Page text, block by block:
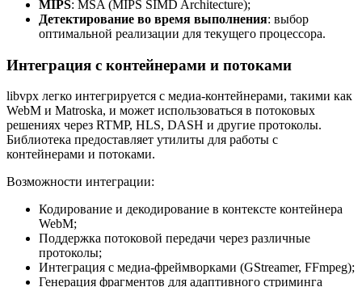
MIPS: MSA (MIPS SIMD Architecture);
Детектирование во время выполнения: выбор
оптимальной реализации для текущего процессора.
Интеграция с контейнерами и потоками
libvpx легко интегрируется с медиа-контейнерами, такими как
WebM и Matroska, и может использоваться в потоковых
решениях через RTMP, HLS, DASH и другие протоколы.
Библиотека предоставляет утилиты для работы с
контейнерами и потоками.
Возможности интеграции:
Кодирование и декодирование в контексте контейнера
WebM;
Поддержка потоковой передачи через различные
протоколы;
Интеграция с медиа-фреймворками (GStreamer, FFmpeg);
Генерация фрагментов для адаптивного стриминга